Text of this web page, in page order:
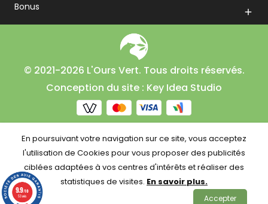
Bonus 
© 2021-2026 L'Ours Vert. Tous droits réservés.
Conception du site : Key Idea Studio
En poursuivant votre navigation sur ce site, vous acceptez
l'utilisation de Cookies pour vous proposer des publicités
ciblées adaptées à vos centres d'intérêts et réaliser des
statistiques de visites. En savoir plus.
Accepter
9.9/10
53 avis